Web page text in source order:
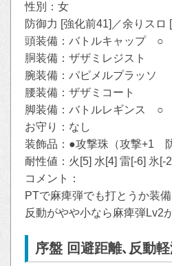
性別：女
防御力 [強化前41]／余りスロ
頭装備：バトルキャップ ○
胴装備：ザザミレジスト
腕装備：パピメルプラッソ
腰装備：ザザミコート
脚装備：バトルレギンス ○
お守り：なし
装飾品：●攻撃珠（攻撃+1
耐性値：火[5] 水[4] 雷[-6] 氷[-
コメント：
PTで麻痺弾でも打とうか装
反動がやや小なら麻痺弾Lv2
序盤 回避距離､反動